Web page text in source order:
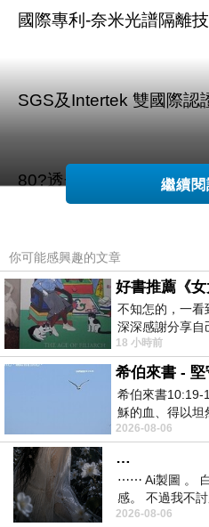
國際專利-奈米光譜隔離
SGS及Intertek 雙國際認
80?透光度，抗炫光不影
商品訊息描述:
GOOCHOICE 護眼神
螢幕保護貼(亮面)
繼續閱
你可能感興趣的文章
不知怎的，一看
深深感謝分享自
不同樣貌的家庭
18 小時前
希伯來書 - 堅
希伯來書10:19-
穌的血、得以
我們開了一條又
2026-08-06
…
⋯⋯ Ai製圖 。
感。 不過我不
昨中
2026-08-06